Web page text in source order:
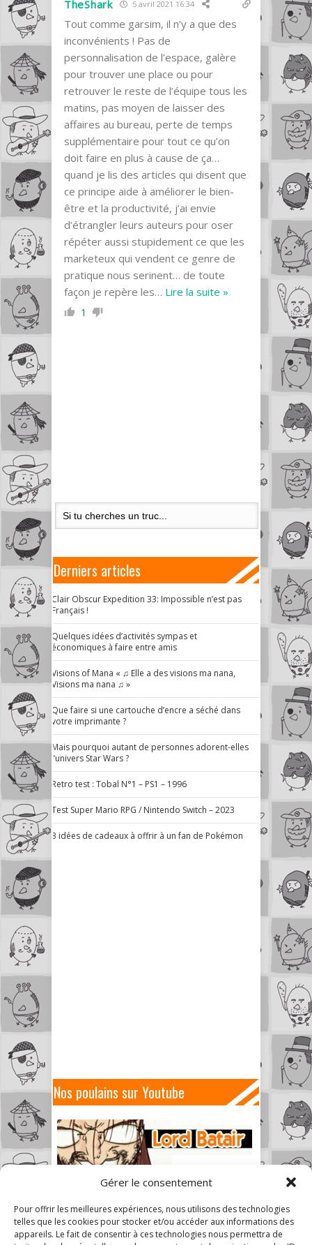
Gérer le consentement
Pour offrir les meilleures expériences, nous utilisons des technologies
telles que les cookies pour stocker et/ou accéder aux informations des
appareils. Le fait de consentir à ces technologies nous permettra de
TheShark 5 avril 2021 16:34
Tout comme garsim, il n’y a que des
inconvénients ! Pas de
personnalisation de l’espace, galère
pour trouver une place ou pour
retrouver le reste de l’équipe tous les
matins, pas moyen de laisser des
affaires au bureau, perte de temps
supplémentaire pour tout ce qu’on
doit faire en plus à cause de ça…
quand je lis des articles qui disent que
ce principe aide à améliorer le bien-
être et la productivité, j’ai envie
d’étrangler leurs auteurs pour oser
répéter aussi stupidement ce que les
marketeux qui vendent ce genre de
pratique nous serinent… de toute
façon je repère les… Lire la suite »
1
Derniers articles
Clair Obscur Expedition 33: Impossible n’est pas
Français !
Quelques idées d’activités sympas et
économiques à faire entre amis
Visions of Mana « ♫ Elle a des visions ma nana,
Visions ma nana ♫ »
Que faire si une cartouche d’encre a séché dans
votre imprimante ?
Mais pourquoi autant de personnes adorent-elles
l’univers Star Wars ?
Retro test : Tobal N°1 – PS1 – 1996
Test Super Mario RPG / Nintendo Switch – 2023
3 idées de cadeaux à offrir à un fan de Pokémon
Nos poulains sur Youtube